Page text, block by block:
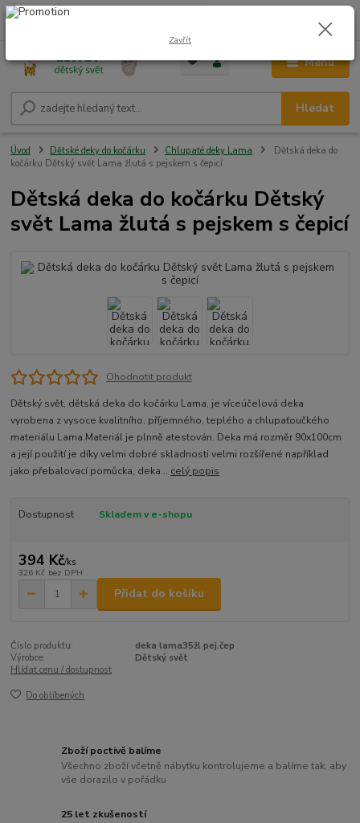
Menu
Hledat
+420 604 278 943 0,00 Kč
Úvod Dětské deky do kočárku Chlupaté deky Lama
Dětská deka do
kočárku Dětský svět Lama žlutá s pejskem s čepicí
Dětská deka do kočárku Dětský
svět Lama žlutá s pejskem s čepicí
Ohodnotit produkt
Dětský svět, dětská deka do kočárku Lama, je víceúčelová deka
vyrobena z vysoce kvalitního, příjemného, teplého a chlupaťoučkého
materiálu Lama.Materiál je plnně atestován. Deka má rozměr 90x100cm
a její použití je díky velmi dobré skladnosti velmi rozšířené například
jako přebalovací pomůcka, deka... celý popis
Dostupnost Skladem v e-shopu
394 Kč/ks
326 Kč bez DPH
Přidat do košíku
Číslo produktu:
deka lama35žl pej.čep
Výrobce:
Dětský svět
Hlídat cenu / dostupnost
Do oblíbených
Zboží poctivě balíme
Všechno zboží včetně nábytku kontrolujeme a balíme tak, aby
vše dorazilo v pořádku
25 let zkušeností
Zavřít